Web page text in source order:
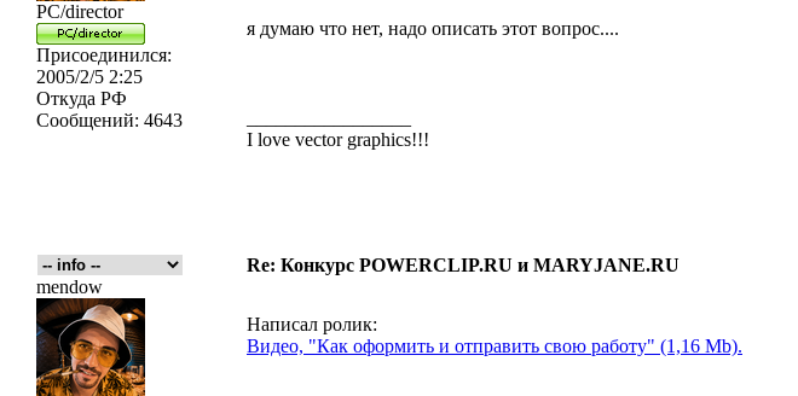
PC/director
Присоединился:
2005/2/5 2:25
Откуда РФ
Сообщений: 4643
я думаю что нет, надо описать этот вопрос....
I love vector graphics!!!
Re: Конкурс POWERCLIP.RU и MARYJANE.RU
mendow
Написал ролик:
Видео, "Как оформить и отправить свою работу" (1,16 Mb).